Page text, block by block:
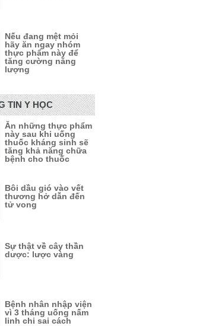
Nếu đang mệt mỏi
hãy ăn ngay nhóm
thực phẩm này để
tăng cường năng
lượng
TIN Y HỌC
Ăn những thực phẩm
này sau khi uống
thuốc kháng sinh sẽ
tăng khả năng chữa
bệnh cho thuốc
Bôi dầu gió vào vết
thương hở dẫn đến
tử vong
Sự thật về cây thần
dược: lược vàng
Bệnh nhân nhập viện
vì 3 tháng uống nấm
linh chi sai cách